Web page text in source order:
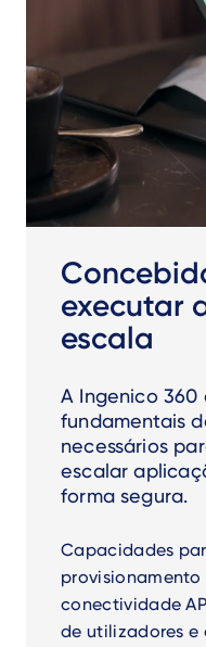
executar
escala
A Ingenico 360
fundamentais
necessários
escalar
forma segura.
Capacidades
provisionamento
conectividade
de utilizadores e